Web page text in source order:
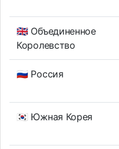
🇬🇧 Объединенное
Королевство
🇷🇺 Россия
🇰🇷 Южная Корея